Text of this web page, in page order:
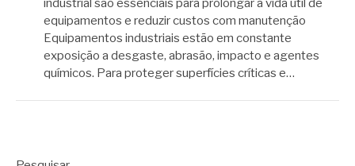
industrial são essenciais para prolongar a vida útil de
equipamentos e reduzir custos com manutenção
Equipamentos industriais estão em constante
exposição a desgaste, abrasão, impacto e agentes
químicos. Para proteger superfícies críticas e…